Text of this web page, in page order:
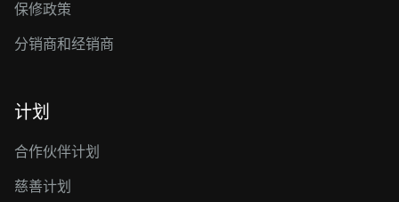
保修政策
分销商和经销商
计划
合作伙伴计划
慈善计划